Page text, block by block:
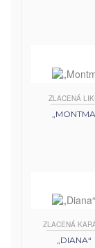
ZLACENÁ
ZLACENÁ
„DIANA“